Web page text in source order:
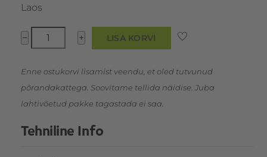
Laos
−
ORGANOWOOD®
02
MUSTUST
VETT
PUIDUTÖÖTLUSVAHEND
+ LISA KORVI
Enne ostukorvi lisamist veendu, et oled tutvunud
põrandakattega. Soovitame tellida näidise. Juba
lahtivõetud pakke tagastada ei saa.
Tehniline Info